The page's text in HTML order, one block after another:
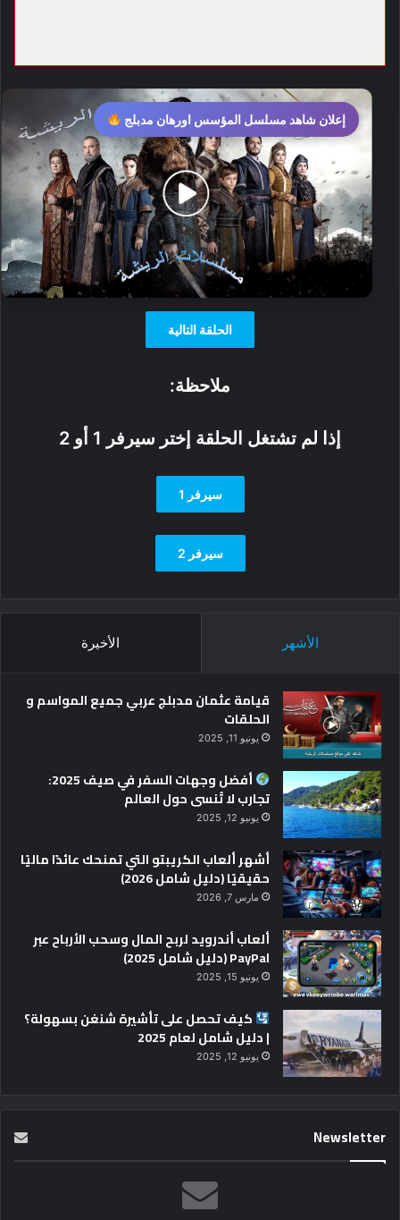
إعلان شاهد مسلسل المؤسس اورهان مدبلج
الحلقة التالية
ملاحظة:
إذا لم تشتغل الحلقة إختر سيرفر 1 أو 2
سيرفر 1
سيرفر 2
الأشهر الأخيرة
قيامة عثمان مدبلج عربي جميع المواسم و
الحلقات
يونيو 11, 2025
أفضل وجهات السفر في صيف 2025:
تجارب لا تُنسى حول العالم
يونيو 12, 2025
أشهر ألعاب الكريبتو التي تمنحك عائدًا ماليًا
حقيقيًا (دليل شامل 2026)
مارس 7, 2026
ألعاب أندرويد لربح المال وسحب الأرباح عبر
PayPal (دليل شامل 2025)
يونيو 15, 2025
كيف تحصل على تأشيرة شنغن بسهولة؟
| دليل شامل لعام 2025
يونيو 12, 2025
Newsletter